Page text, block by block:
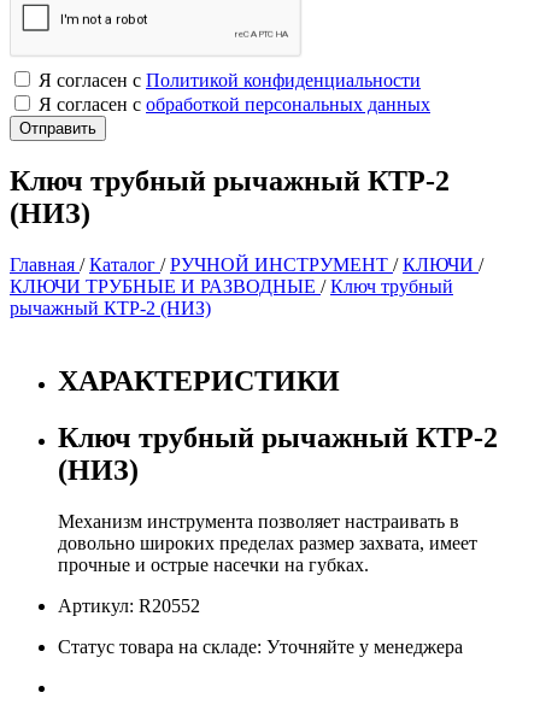
Я согласен с Политикой конфиденциальности
Я согласен с обработкой персональных данных
Ключ трубный рычажный КТР-2
(НИЗ)
Главная /Каталог /РУЧНОЙ ИНСТРУМЕНТ /КЛЮЧИ /
КЛЮЧИ ТРУБНЫЕ И РАЗВОДНЫЕ /Ключ трубный
рычажный КТР-2 (НИЗ)
ХАРАКТЕРИСТИКИ
Ключ трубный рычажный КТР-2
(НИЗ)
Механизм инструмента позволяет настраивать в
довольно широких пределах размер захвата, имеет
прочные и острые насечки на губках.
Артикул: R20552
Статус товара на складе: Уточняйте у менеджера